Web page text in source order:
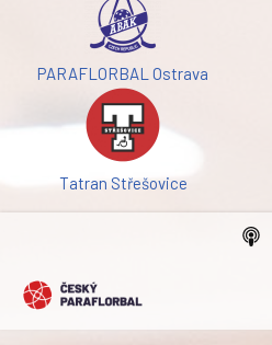
PARAFLORBAL Ostrava
Tatran Střešovice